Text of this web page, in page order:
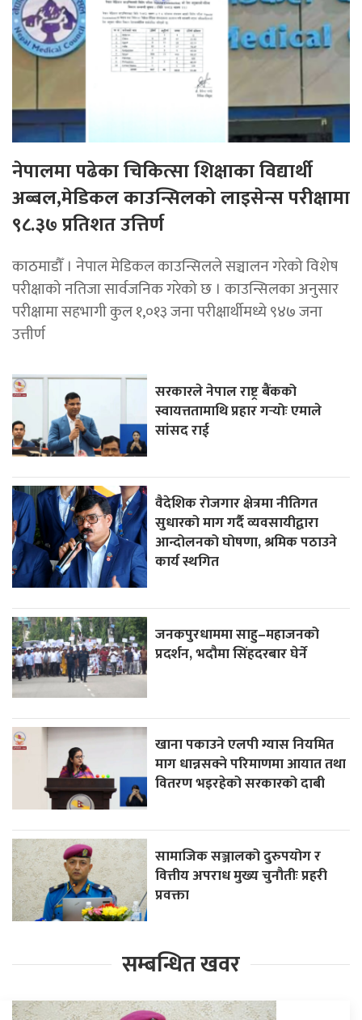
नेपालमा पढेका चिकित्सा शिक्षाका विद्यार्थी
अब्बल,मेडिकल काउन्सिलको लाइसेन्स परीक्षामा
९८.३७ प्रतिशत उत्तिर्ण
काठमाडौँ । नेपाल मेडिकल काउन्सिलले सञ्चालन गरेको विशेष
परीक्षाको नतिजा सार्वजनिक गरेको छ । काउन्सिलका अनुसार
परीक्षामा सहभागी कुल १,०१३ जना परीक्षार्थीमध्ये ९४७ जना
उत्तीर्ण
सरकारले नेपाल राष्ट्र बैंकको
स्वायत्ततामाथि प्रहार गर्‍योः एमाले
सांसद राई
वैदेशिक रोजगार क्षेत्रमा नीतिगत
सुधारको माग गर्दै व्यवसायीद्वारा
आन्दोलनको घोषणा, श्रमिक पठाउने
कार्य स्थगित
जनकपुरधाममा साहु–महाजनको
प्रदर्शन, भदौमा सिंहदरबार घेर्ने
खाना पकाउने एलपी ग्यास नियमित
माग धान्नसक्ने परिमाणमा आयात तथा
वितरण भइरहेको सरकारको दाबी
सामाजिक सञ्जालको दुरुपयोग र
वित्तीय अपराध मुख्य चुनौतीः प्रहरी
प्रवक्ता
सम्बन्धित खवर